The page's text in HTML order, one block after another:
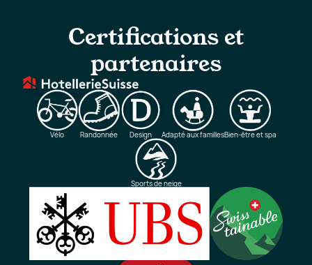
Certifications et
partenaires
Vélo Randonnée Design Adapté aux famillesBien-être et spa
Sports de neige